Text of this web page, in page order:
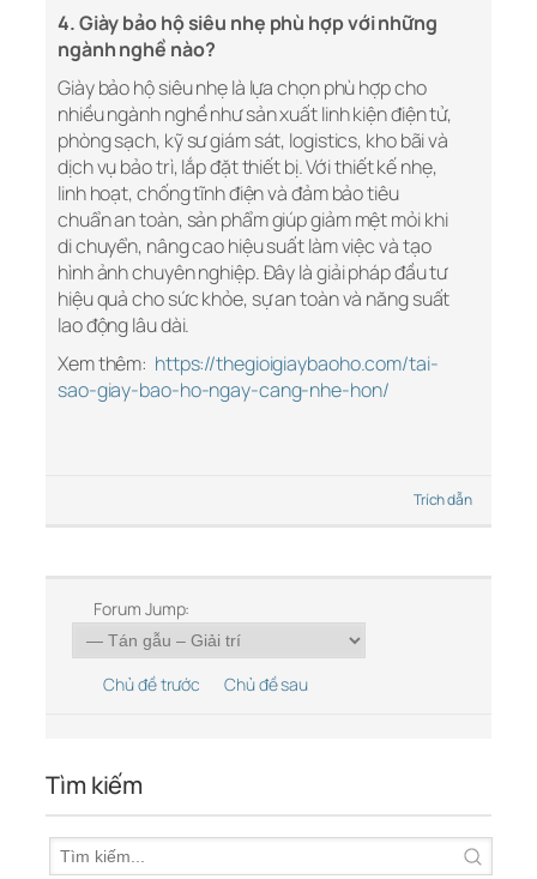
4. Giày bảo hộ siêu nhẹ phù hợp với những
ngành nghề nào?
Giày bảo hộ siêu nhẹ là lựa chọn phù hợp cho
nhiều ngành nghề như sản xuất linh kiện điện tử,
phòng sạch, kỹ sư giám sát, logistics, kho bãi và
dịch vụ bảo trì, lắp đặt thiết bị. Với thiết kế nhẹ,
linh hoạt, chống tĩnh điện và đảm bảo tiêu
chuẩn an toàn, sản phẩm giúp giảm mệt mỏi khi
di chuyển, nâng cao hiệu suất làm việc và tạo
hình ảnh chuyên nghiệp. Đây là giải pháp đầu tư
hiệu quả cho sức khỏe, sự an toàn và năng suất
lao động lâu dài.
Xem thêm: https://thegioigiaybaoho.com/tai-
sao-giay-bao-ho-ngay-cang-nhe-hon/
Trích dẫn
Forum Jump:
Chủ đề trước Chủ đề sau
Tìm kiếm